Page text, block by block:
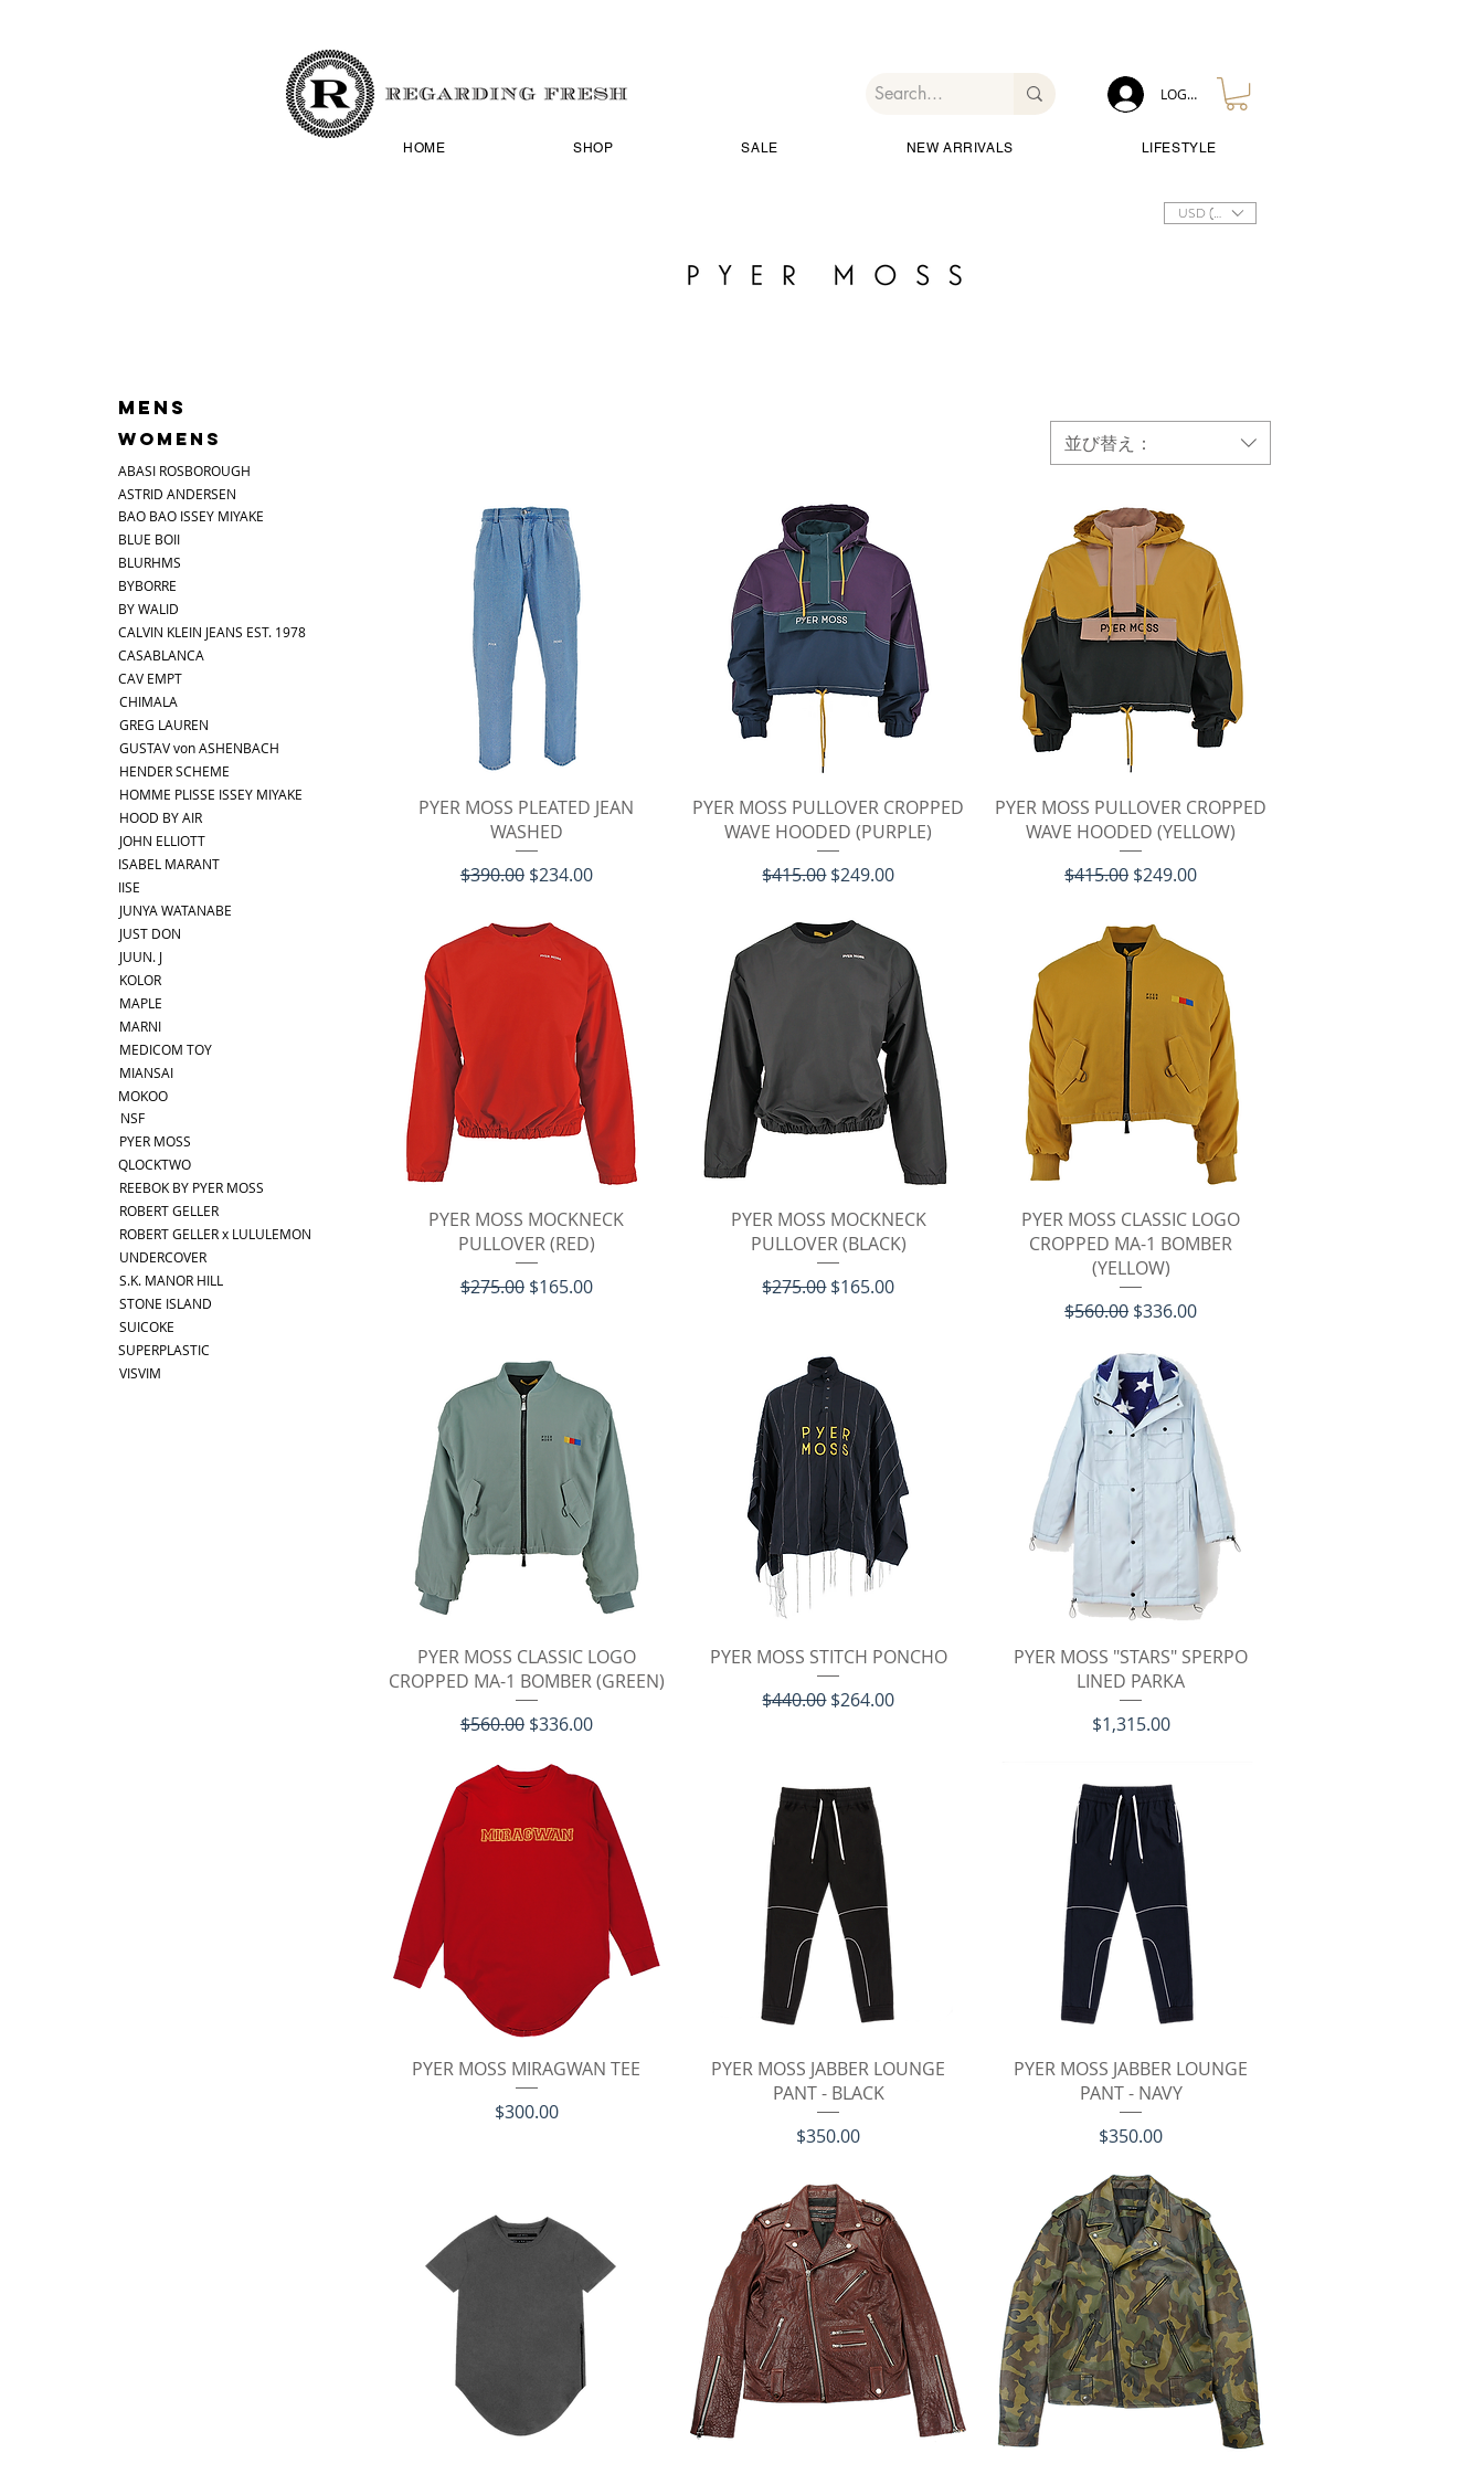
HOME SHOP SALE NEW ARRIVALS LIFESTYLE
LOG IN
USD ($)
MENS
WOMENS
ABASI ROSBOROUGH
ASTRID ANDERSEN
BAO BAO ISSEY MIYAKE
BLUE BOII
BLURHMS
BYBORRE
BY WALID
CALVIN KLEIN JEANS EST. 1978
CASABLANCA
CAV EMPT
CHIMALA
GREG LAUREN
GUSTAV von ASHENBACH
HENDER SCHEME
HOMME PLISSE ISSEY MIYAKE
HOOD BY AIR
JOHN ELLIOTT
ISABEL MARANT
IISE
JUNYA WATANABE
JUST DON
JUUN. J
KOLOR
MAPLE
MARNI
MEDICOM TOY
MIANSAI
NSF
MOKOO
PYER MOSS
QLOCKTWO
REEBOK BY PYER MOSS
ROBERT GELLER
ROBERT GELLER x LULULEMON
UNDERCOVER
S.K. MANOR HILL
STONE ISLAND
SUICOKE
SUPERPLASTIC
VISVIM
並び替え：
クイックビュー
PYER MOSS PLEATED JEAN
WASHED
通常価格
$390.00 セール価格
$234.00
クイックビュー
PYER MOSS PULLOVER CROPPED
WAVE HOODED (PURPLE)
通常価格
$415.00 セール価格
$249.00
クイックビュー
PYER MOSS PULLOVER CROPPED
WAVE HOODED (YELLOW)
通常価格
$415.00 セール価格
$249.00
クイックビュー
PYER MOSS MOCKNECK
PULLOVER (RED)
通常価格
$275.00 セール価格
$165.00
クイックビュー
PYER MOSS MOCKNECK
PULLOVER (BLACK)
通常価格
$275.00 セール価格
$165.00
クイックビュー
PYER MOSS CLASSIC LOGO
CROPPED MA-1 BOMBER
(YELLOW)
通常価格
$560.00 セール価格
$336.00
クイックビュー
PYER MOSS CLASSIC LOGO
CROPPED MA-1 BOMBER (GREEN)
通常価格
$560.00 セール価格
$336.00
クイックビュー
PYER MOSS STITCH PONCHO
通常価格
$440.00 セール価格
$264.00
クイックビュー
PYER MOSS "STARS" SPERPO
LINED PARKA
価格
$1,315.00
クイックビュー
PYER MOSS MIRAGWAN TEE
価格
$300.00
クイックビュー
PYER MOSS JABBER LOUNGE
PANT - BLACK
価格
$350.00
クイックビュー
PYER MOSS JABBER LOUNGE
PANT - NAVY
価格
$350.00